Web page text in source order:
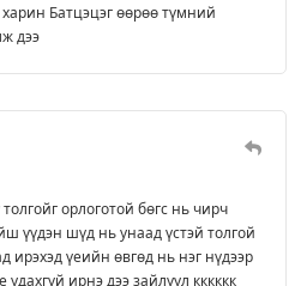
Батцэцэг өөрөө түмний
дээ
орлоготой бөгс нь чирч
үүдэн шүд нь унаад үстэй толгой
ирэхэд үеийн өвгөд нь нэг нүдээр
удахгүй ирнэ дээ зайлуул кккккк